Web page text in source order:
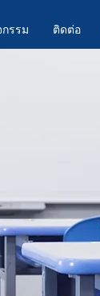
รรม ติดต่อ